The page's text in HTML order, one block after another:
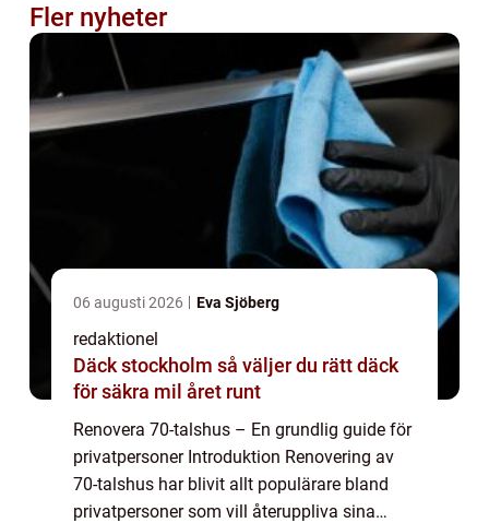
Fler nyheter
06 augusti 2026 Eva Sjöberg
redaktionel
Däck stockholm så väljer du rätt däck
för säkra mil året runt
Renovera 70-talshus – En grundlig guide för
privatpersoner Introduktion Renovering av
70-talshus har blivit allt populärare bland
privatpersoner som vill återuppliva sina